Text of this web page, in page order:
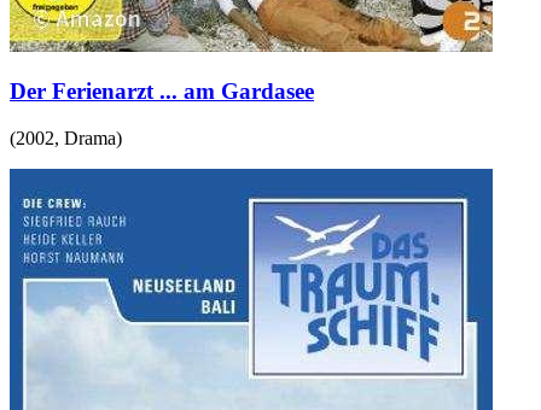
Der Ferienarzt ... am Gardasee
(2002, Drama)